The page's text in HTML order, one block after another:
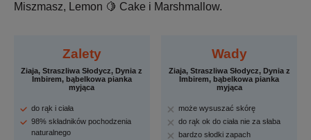
Miszmasz, Lemon 🍋 Cake i Marshmallow.
Zalety
Ziaja, Straszliwa Słodycz, Dynia z
Imbirem, bąbelkowa pianka
myjąca
do rąk i ciała
98% składników pochodzenia
naturalnego
Wady
Ziaja, Straszliwa Słodycz, Dynia z
Imbirem, bąbelkowa pianka
myjąca
może wysuszać skórę
do rąk ok do ciała nie za słaba
bardzo słodki zapach